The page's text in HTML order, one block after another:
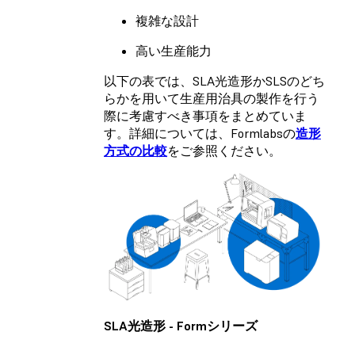
複雑な設計
高い生産能力
以下の表では、SLA光造形かSLSのどち
らかを用いて生産用治具の製作を行う
際に考慮すべき事項をまとめていま
す。詳細については、Formlabsの造形
方式の比較をご参照ください。
SLA光造形 - Formシリーズ